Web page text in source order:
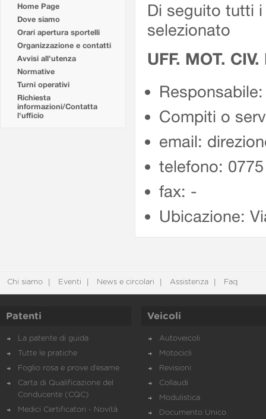
Home Page
Dove siamo
Orari apertura sportelli
Organizzazione e contatti
Avvisi all'utenza
Normative
Turni operativi
Richiesta
informazioni/Contatta
l'ufficio
Di seguito tutti
selezionato
UFF. MOT.
Compiti o
email:
telefono:
fax: -
Ubicazione:
Chi siamo Eventi News e circolari Assistenza Faq
Patenti
La patente di guida
Tutte le pratiche
Foglio rosa e prove d’esame
Carta di Qualificazione del
Conducente (CQC)
Medici Certificatori - Novità
Veicoli
Autoveicoli
Motocicli
Revisioni
Collaudi
Modulistica
Documento Unico